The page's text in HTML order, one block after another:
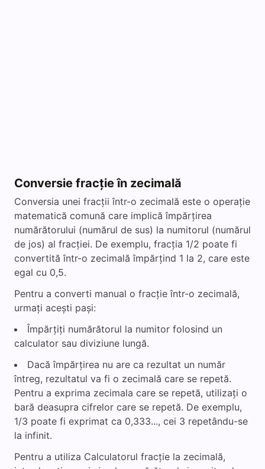
Conversie fracție în zecimală
Conversia unei fracții într-o zecimală este o operație
matematică comună care implică împărțirea
numărătorului (numărul de sus) la numitorul (numărul
de jos) al fracției. De exemplu, fracția 1/2 poate fi
convertită într-o zecimală împărțind 1 la 2, care este
egal cu 0,5.
Pentru a converti manual o fracție într-o zecimală,
urmați acești pași:
Împărțiți numărătorul la numitor folosind un
calculator sau diviziune lungă.
Dacă împărțirea nu are ca rezultat un număr
întreg, rezultatul va fi o zecimală care se repetă.
Pentru a exprima zecimala care se repetă, utilizați o
bară deasupra cifrelor care se repetă. De exemplu,
1/3 poate fi exprimat ca 0,333..., cei 3 repetându-se
la infinit.
Pentru a utiliza Calculatorul fracție la zecimală,